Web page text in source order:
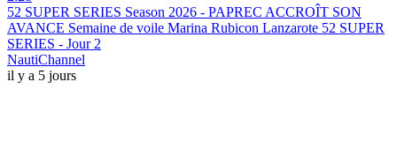
52 SUPER SERIES Season 2026 - PAPREC ACCROÎT SON
AVANCE Semaine de voile Marina Rubicon Lanzarote 52 SUPER
SERIES - Jour 2
NautiChannel
il y a 5 jours